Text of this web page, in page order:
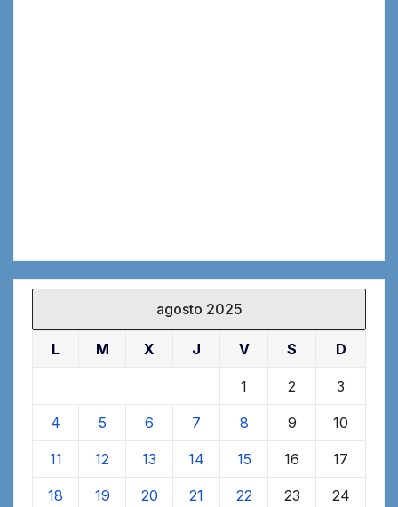
agosto 2025
L M X J V S D
1 2 3
4 5 6 7 8 9 10
11 12 13 14 15 16 17
18 19 20 21 22 23 24